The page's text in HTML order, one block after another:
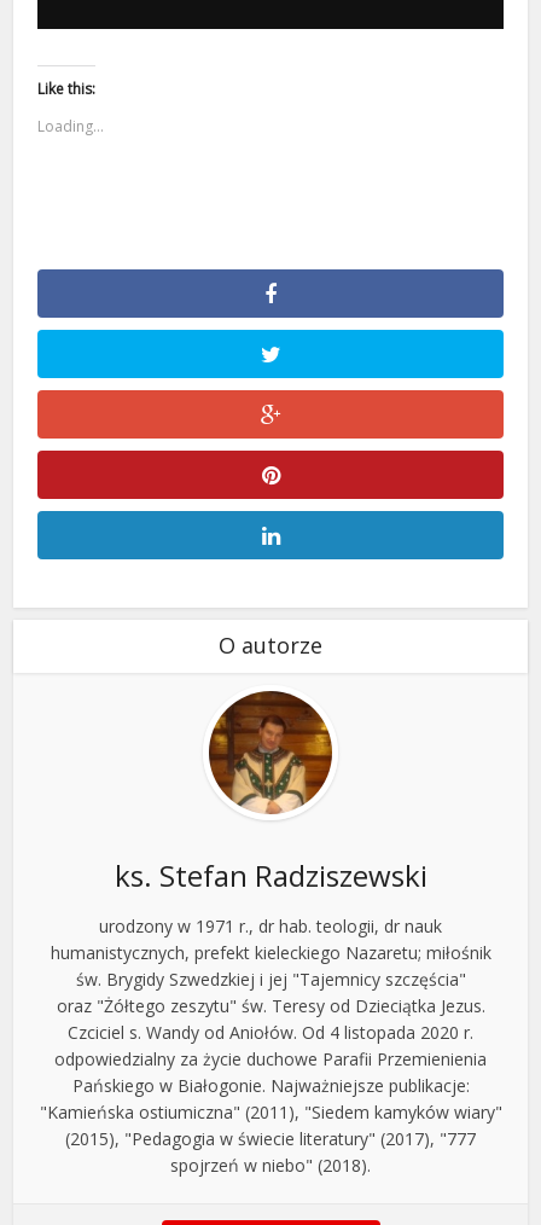
Like this:
Loading...
O autorze
ks. Stefan Radziszewski
urodzony w 1971 r., dr hab. teologii, dr nauk
humanistycznych, prefekt kieleckiego Nazaretu; miłośnik
św. Brygidy Szwedzkiej i jej "Tajemnicy szczęścia"
oraz "Żółtego zeszytu" św. Teresy od Dzieciątka Jezus.
Czciciel s. Wandy od Aniołów. Od 4 listopada 2020 r.
odpowiedzialny za życie duchowe Parafii Przemienienia
Pańskiego w Białogonie. Najważniejsze publikacje:
"Kamieńska ostiumiczna" (2011), "Siedem kamyków wiary"
(2015), "Pedagogia w świecie literatury" (2017), "777
spojrzeń w niebo" (2018).